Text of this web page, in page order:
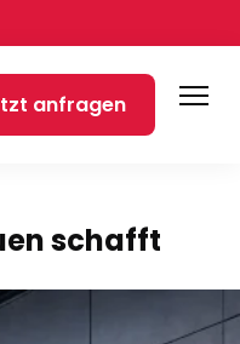
anfragen
schafft